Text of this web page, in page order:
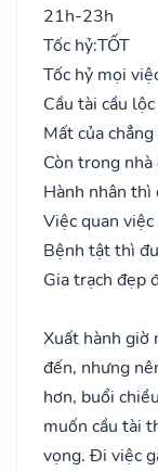
21h-23h
Tốc hỷ:TỐT
Tốc hỷ mọi
Cầu tài cầu
Mất của
Còn trong
Hành nhân thì
Việc quan
Bệnh tật thì
Gia trạch đẹp
Xuất hành giờ
đến, nhưng
hơn, buổi
muốn cầu tài
vọng. Đi việc